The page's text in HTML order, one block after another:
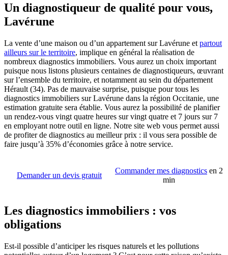
Un diagnostiqueur de qualité pour vous,
Lavérune
La vente d’une maison ou d’un appartement sur Lavérune et partout
ailleurs sur le territoire, implique en général la réalisation de
nombreux diagnostics immobiliers. Vous aurez un choix important
puisque nous listons plusieurs centaines de diagnostiqueurs, œuvrant
sur l’ensemble du territoire, et notamment au sein du département
Hérault (34). Pas de mauvaise surprise, puisque pour tous les
diagnostics immobiliers sur Lavérune dans la région Occitanie, une
estimation gratuite sera établie. Vous aurez la possibilité de planifier
un rendez-vous vingt quatre heures sur vingt quatre et 7 jours sur 7
en employant notre outil en ligne. Notre site web vous permet aussi
de profiter de diagnostics au meilleur prix : il vous sera possible de
faire jusqu’à 35% d’économies grâce à notre service.
Demander un devis gratuit
Commander mes diagnostics en 2
min
Les diagnostics immobiliers : vos
obligations
Est-il possible d’anticiper les risques naturels et les pollutions